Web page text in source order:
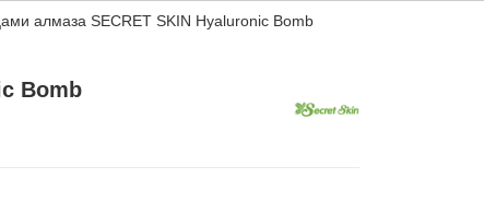
алмаза SECRET SKIN Hyaluronic Bomb
Bomb